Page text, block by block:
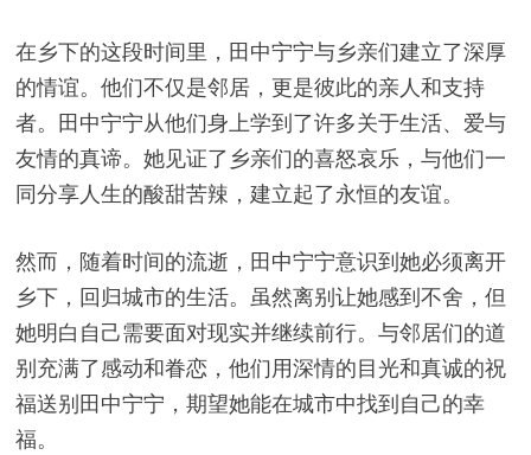
在乡下的这段时间里，田中宁宁与乡亲们建立了深厚
的情谊。他们不仅是邻居，更是彼此的亲人和支持
者。田中宁宁从他们身上学到了许多关于生活、爱与
友情的真谛。她见证了乡亲们的喜怒哀乐，与他们一
同分享人生的酸甜苦辣，建立起了永恒的友谊。
然而，随着时间的流逝，田中宁宁意识到她必须离开
乡下，回归城市的生活。虽然离别让她感到不舍，但
她明白自己需要面对现实并继续前行。与邻居们的道
别充满了感动和眷恋，他们用深情的目光和真诚的祝
福送别田中宁宁，期望她能在城市中找到自己的幸
福。